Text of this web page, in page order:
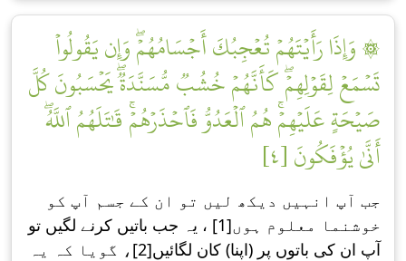
۞ وَإِذَا رَأَيۡتَهُمۡ تُعۡجِبُكَ أَجۡسَامُهُمۡۖ وَإِن يَقُولُواْ
تَسۡمَعۡ لِقَوۡلِهِمۡۖ كَأَنَّهُمۡ خُشُبٞ مُّسَنَّدَةٞۖ يَحۡسَبُونَ كُلَّ
صَيۡحَةٍ عَلَيۡهِمۡۚ هُمُ ٱلۡعَدُوُّ فَٱحۡذَرۡهُمۡۚ قَٰتَلَهُمُ ٱللَّهُۖ
أَنَّىٰ يُؤۡفَكُونَ [٤]
جب آپ انہیں دیکھ لیں تو ان کے جسم آپ کو
خوشنما معلوم ہوں[1] ، یہ جب باتیں کرنے لگیں تو
آپ ان کی باتوں پر (اپنا) کان لگائیں[2]، گویا کہ یہ